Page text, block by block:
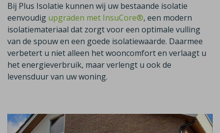
Bij Plus Isolatie kunnen wij uw bestaande isolatie
eenvoudig upgraden met InsuCore®, een modern
isolatiemateriaal dat zorgt voor een optimale vulling
van de spouw en een goede isolatiewaarde. Daarmee
verbetert u niet alleen het wooncomfort en verlaagt u
het energieverbruik, maar verlengt u ook de
levensduur van uw woning.